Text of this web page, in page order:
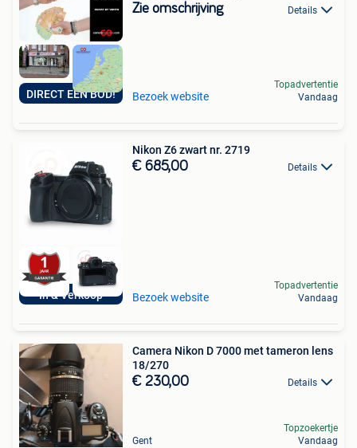
DIRECT EEN BOD!
Zie omschrijving Details
Bezoek website
Topadvertentie
Vandaag
In & Verkoop
Nikon Z6 zwart nr. 2719
€ 685,00 Details
Bezoek website
Topadvertentie
Vandaag
Camera Nikon D 7000 met tameron lens
18/270
€ 230,00 Details
Gent
Topzoekertje
Vandaag